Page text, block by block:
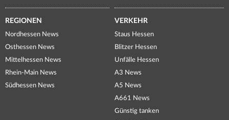
REGIONEN
Nordhessen News
Osthessen News
Mittelhessen News
Rhein-Main News
Südhessen News
VERKEHR
Staus Hessen
Blitzer Hessen
Unfälle Hessen
A3 News
A5 News
A661 News
Günstig tanken